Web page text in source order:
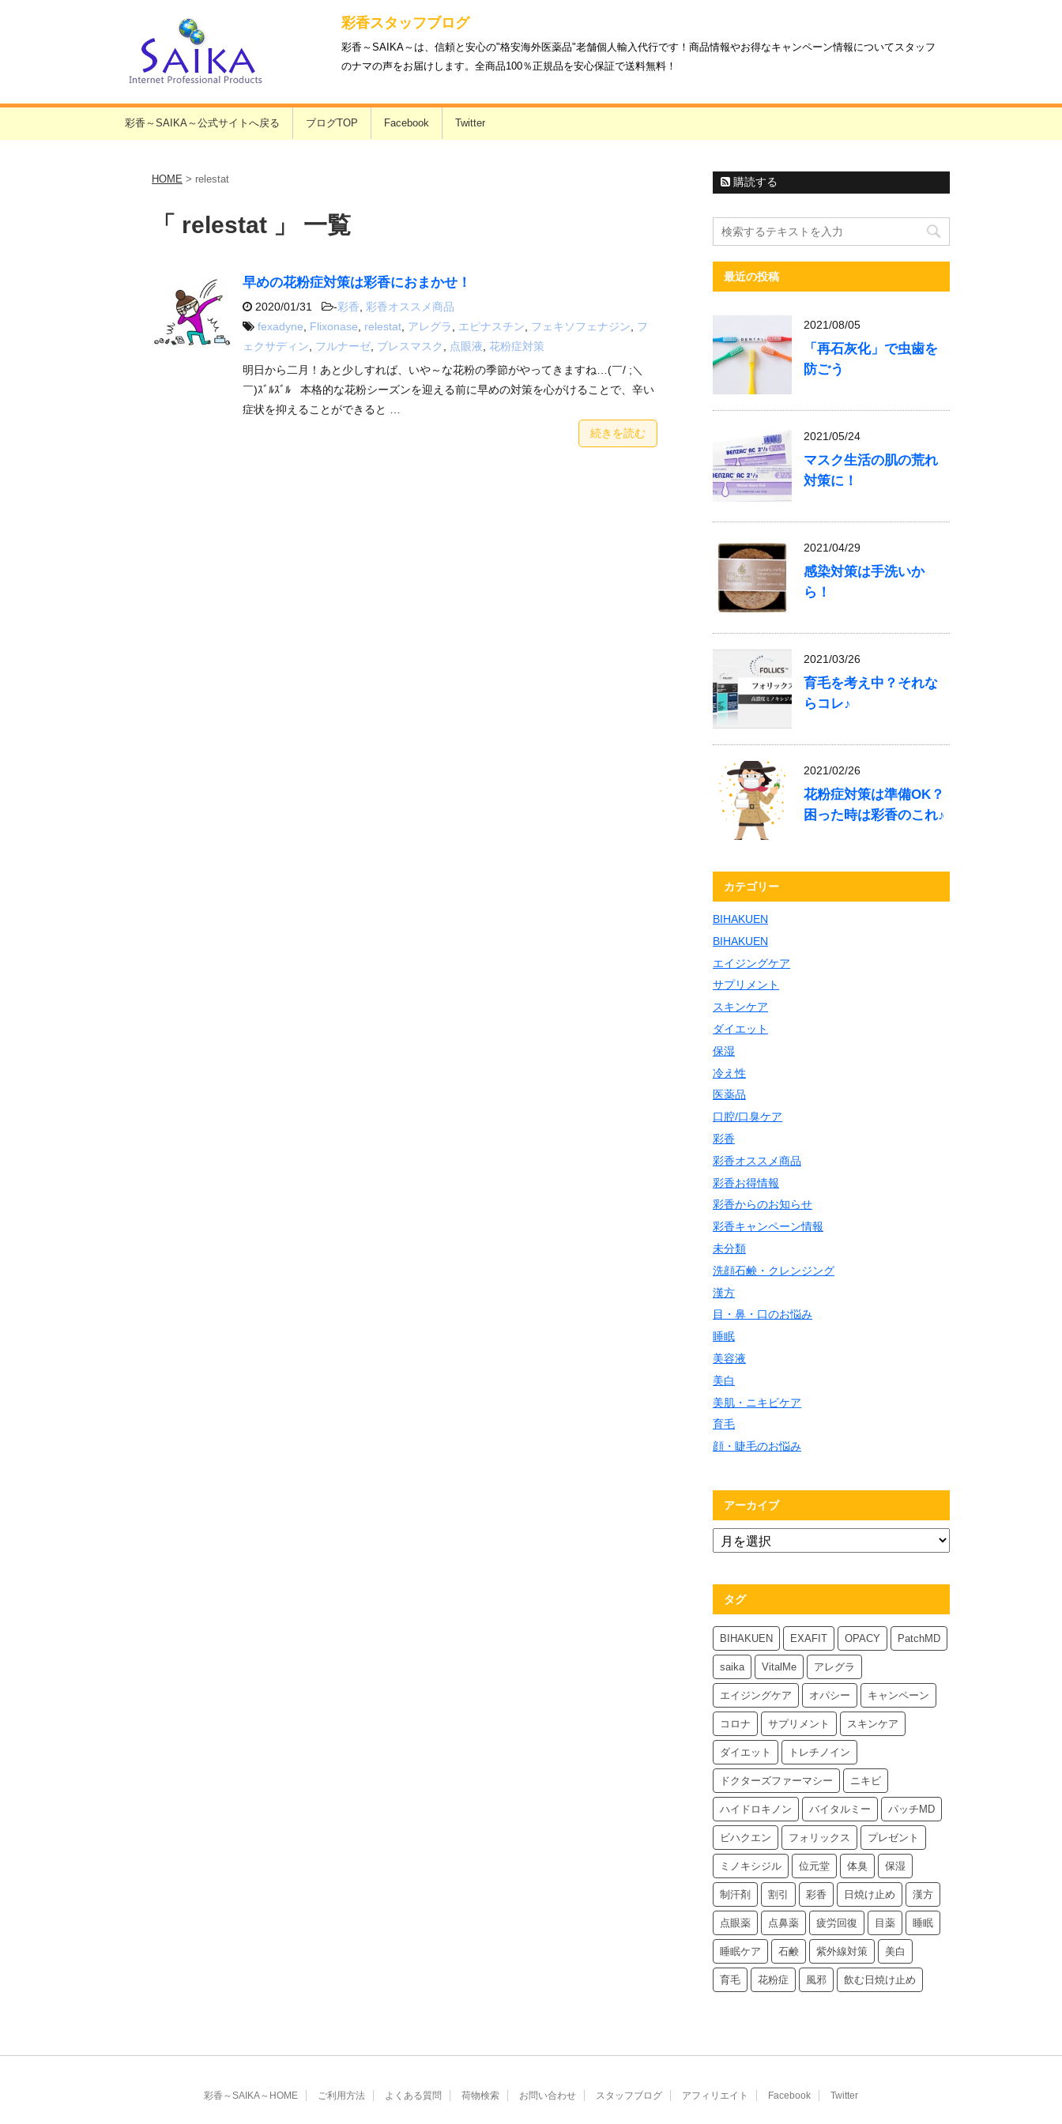
彩香スタッフブログ
彩香～SAIKA～は、信頼と安心の"格安海外医薬品"老舗個人輸入代行です！商品情報やお得なキャンペーン情報についてスタッフ
のナマの声をお届けします。全商品100％正規品を安心保証で送料無料！
彩香～SAIKA～公式サイトへ戻る ブログTOP Facebook Twitter
HOME > relestat
「 relestat 」 一覧
早めの花粉症対策は彩香におまかせ！
2020/01/31 -彩香
彩香オススメ商品
fexadyne
Flixonase relestat アレグラ エピナスチン フェキソフェナジン
フ
ェクサディン
フルナーゼ ブレスマスク 点眼液 花粉症対策
明日から二月！あと少しすれば、いや～な花粉の季節がやってきますね…(￣/ ;＼
￣)ｽﾞﾙｽﾞﾙ 本格的な花粉シーズンを迎える前に早めの対策を心がけることで、辛い
症状を抑えることができると …
続きを読む
購読する
最近の投稿
2021/08/05
「再石灰化」で虫歯を
防ごう
2021/05/24
マスク生活の肌の荒れ
対策に！
2021/04/29
感染対策は手洗いか
ら！
2021/03/26
育毛を考え中？それな
らコレ♪
2021/02/26
花粉症対策は準備OK？
困った時は彩香のこれ♪
カテゴリー
BIHAKUEN
BIHAKUEN
エイジングケア
サプリメント
スキンケア
ダイエット
保湿
冷え性
医薬品
口腔/口臭ケア
彩香
彩香オススメ商品
彩香お得情報
彩香からのお知らせ
彩香キャンペーン情報
未分類
洗顔石鹸・クレンジング
漢方
目・鼻・口のお悩み
睡眠
美容液
美白
美肌・ニキビケア
育毛
顔・睫毛のお悩み
アーカイブ
タグ
BIHAKUEN EXAFIT OPACY PatchMD
saika VitalMe アレグラ
エイジングケア オパシー キャンペーン
コロナ サプリメント スキンケア
ダイエット トレチノイン
ドクターズファーマシー ニキビ
ハイドロキノン バイタルミー パッチMD
ビハクエン フォリックス プレゼント
ミノキシジル 位元堂 体臭 保湿
制汗剤 割引 彩香 日焼け止め 漢方
点眼薬 点鼻薬 疲労回復 目薬 睡眠
睡眠ケア 石鹸 紫外線対策 美白
育毛 花粉症 風邪 飲む日焼け止め
彩香～SAIKA～HOME ご利用方法 よくある質問 荷物検索 お問い合わせ スタッフブログ アフィリエイト Facebook Twitter